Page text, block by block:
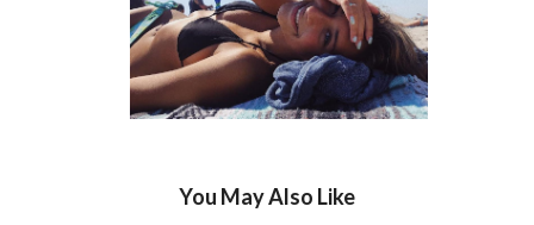
You May Also Like